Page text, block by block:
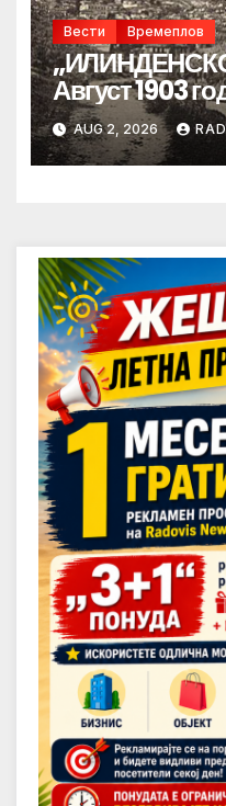
Вести Времеплов
Август 1903
AUG 2, 2026